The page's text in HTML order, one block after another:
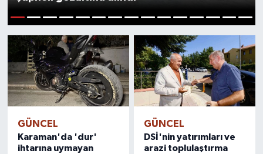
GÜNCEL
Karaman'da 'dur'
ihtarına uymayan
GÜNCEL
DSİ'nin yatırımları ve
arazi toplulaştırma
ÖZEL HABER
RÖPORTAJLAR
SAĞLIK
GÜNCEL